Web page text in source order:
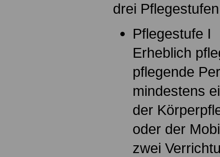
drei
Pflegestufe I
Erheblich
pflegende
mindestens
der
oder der
zwei